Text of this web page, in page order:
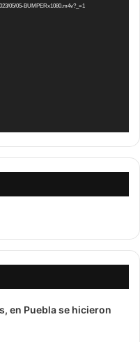
05/05-BUMPERx1080.m4v?_=1
en Puebla se hicieron